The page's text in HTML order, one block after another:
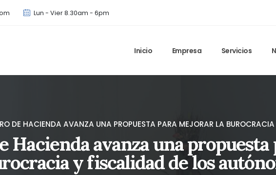
Lun - Vier 8.30am - 6pm
Inicio Empresa Servicios
DE HACIENDA AVANZA UNA PROPUESTA PARA MEJORAR LA
Hacienda avanza una
y fiscalidad de los